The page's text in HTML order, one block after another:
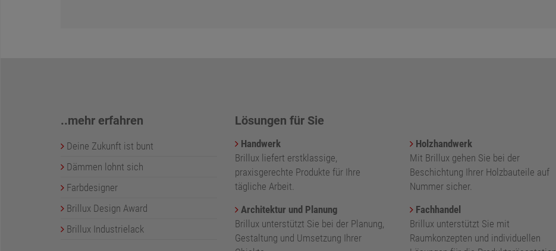
..mehr erfahren
Deine Zukunft ist bunt
Dämmen lohnt sich
Farbdesigner
Brillux Design Award
Brillux Industrielack
Lösungen für Sie
Handwerk
Brillux liefert erstklassige,
praxisgerechte Produkte für Ihre
tägliche Arbeit.
Architektur und Planung
Brillux unterstützt Sie bei der Planung,
Gestaltung und Umsetzung Ihrer
Holzhandwerk
Mit Brillux gehen Sie bei der
Beschichtung Ihrer Holzbauteile auf
Nummer sicher.
Fachhandel
Brillux unterstützt Sie mit
Raumkonzepten und individuellen